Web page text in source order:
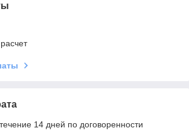
14 дней по договоренности